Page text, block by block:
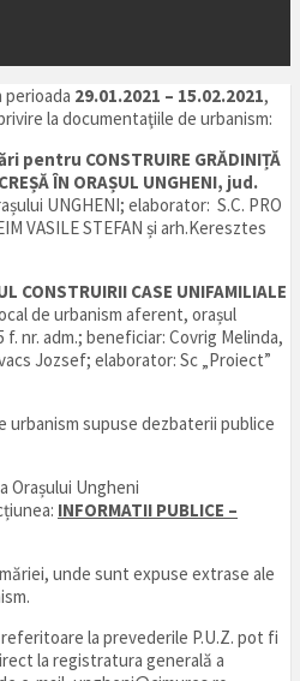
perioada 29.01.2021 – 15.02.2021,
la documentaţiile de urbanism:
pentru CONSTRUIRE GRĂDINIȚĂ
ÎN ORAȘUL UNGHENI, jud.
UNGHENI; elaborator: S.C. PRO
VASILE STEFAN și arh.Keresztes
CONSTRUIRII CASE UNIFAMILIALE
de urbanism aferent, orașul
nr. adm.; beneficiar: Covrig Melinda,
Jozsef; elaborator: Sc „Proiect”
urbanism supuse dezbaterii publice
Orașului Ungheni
INFORMATII PUBLICE –
unde sunt expuse extrase ale
la prevederile P.U.Z. pot fi
la registratura generală a